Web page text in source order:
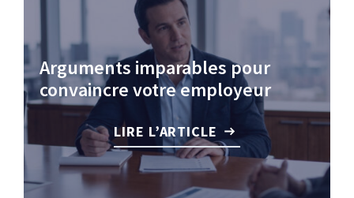
Arguments imparables pour
convaincre votre employeur
LIRE L’ARTICLE